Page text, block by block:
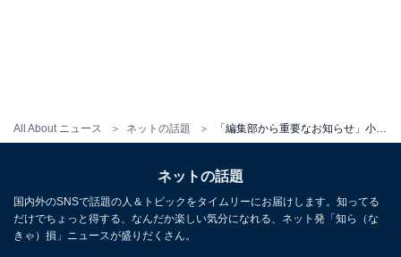
All About ニュース ネットの話題
ネットの話題
国内外のSNSで話題の人＆トピックをタイムリーにお届けします。知ってる
だけでちょっと得する、なんだか楽しい気分になれる、ネット発「知ら（な
きゃ）損」ニュースが盛りだくさん。